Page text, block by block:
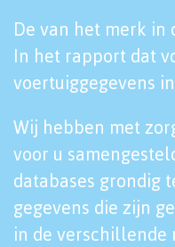
De van het merk in
In het rapport dat
voertuiggegevens
Wij hebben met
voor u
databases grondig
gegevens die zijn
in de verschillende